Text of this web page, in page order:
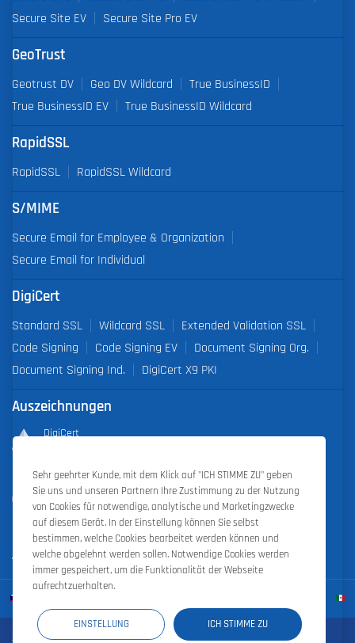
Secure Site EV
Secure Site Pro EV
GeoTrust
Geotrust DV Geo DV Wildcard
True BusinessID
True BusinessID EV
True BusinessID Wildcard
RapidSSL
RapidSSL RapidSSL Wildcard
S/MIME
Secure Email for Employee & Organization
Secure Email for Individual
DigiCert
Standard SSL Wildcard SSL
Extended Validation SSL
Code Signing
Code Signing EV
Document Signing Org.
Document Signing Ind.
DigiCert X9 PKI
Auszeichnungen
DigiCert
Outstanding Sales Performance Award 2018, 2019, 2020, 2021,
2022
Zoner Cloud|Zoner Photo Studio| ZONER a.s.
Sehr geehrter Kunde, mit dem Klick auf "ICH STIMME ZU" geben
Sie uns und unseren Partnern Ihre Zustimmung zu der Nutzung
von Cookies für notwendige, analytische und Marketingzwecke
auf diesem Gerät. In der Einstellung können Sie selbst
bestimmen, welche Cookies bearbeitet werden können und
welche abgelehnt werden sollen. Notwendige Cookies werden
immer gespeichert, um die Funktionalität der Webseite
aufrechtzuerhalten.
EINSTELLUNG ICH STIMME ZU